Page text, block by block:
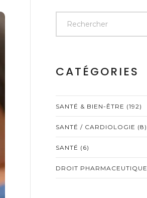
CATÉGORIES
SANTÉ & BIEN-ÊTRE (192)
SANTÉ / CARDIOLOGIE (8)
SANTÉ (6)
DROIT PHARMACEUTIQUE